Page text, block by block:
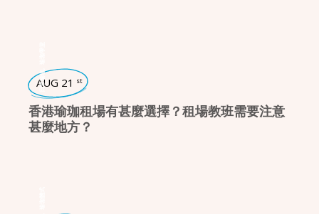
日常瑜珈
AUG 21 st
香港瑜珈租場有甚麼選擇？租場教班需要注意
甚麼地方？